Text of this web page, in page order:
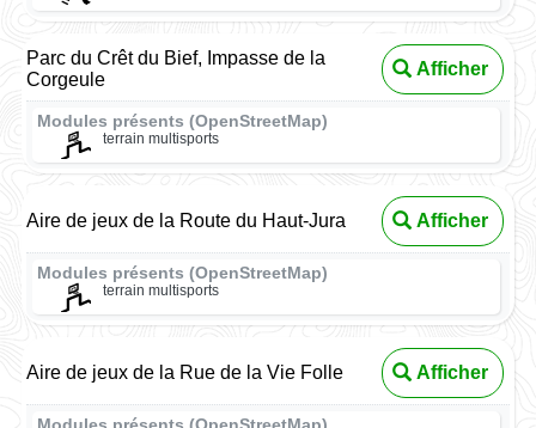
Parc du Crêt du Bief, Impasse de la
Corgeule
Afficher
Modules présents (OpenStreetMap)
terrain multisports
Aire de jeux de la Route du Haut-Jura Afficher
Modules présents (OpenStreetMap)
terrain multisports
Aire de jeux de la Rue de la Vie Folle Afficher